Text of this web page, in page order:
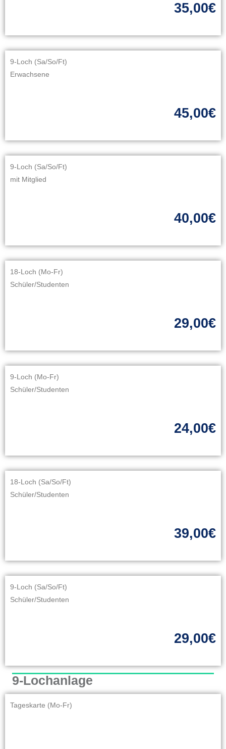
35,00€
9-Loch (Sa/So/Ft)
Erwachsene
45,00€
9-Loch (Sa/So/Ft)
mit Mitglied
40,00€
18-Loch (Mo-Fr)
Schüler/Studenten
29,00€
9-Loch (Mo-Fr)
Schüler/Studenten
24,00€
18-Loch (Sa/So/Ft)
Schüler/Studenten
39,00€
9-Loch (Sa/So/Ft)
Schüler/Studenten
29,00€
9-Lochanlage
Tageskarte (Mo-Fr)